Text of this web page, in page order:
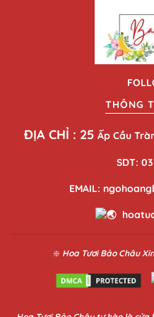
THÔNG
ĐỊA CHỈ : 25 Ấp Cầu
SDT:
EMAIL:
❇️ Hoa Tươi Bảo Châu